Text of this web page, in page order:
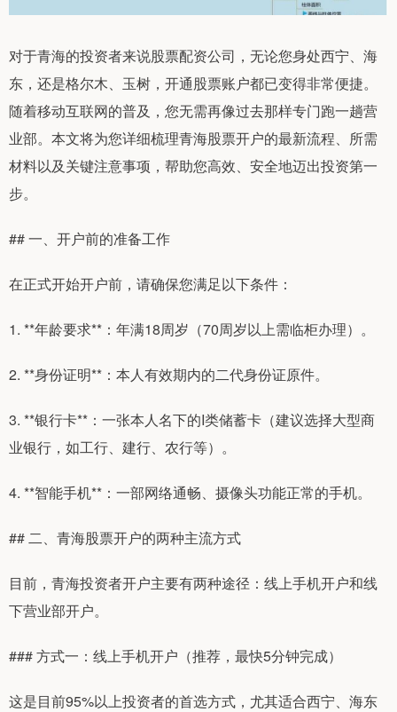
对于青海的投资者来说股票配资公司，无论您身处西宁、海
东，还是格尔木、玉树，开通股票账户都已变得非常便捷。
随着移动互联网的普及，您无需再像过去那样专门跑一趟营
业部。本文将为您详细梳理青海股票开户的最新流程、所需
材料以及关键注意事项，帮助您高效、安全地迈出投资第一
步。
## 一、开户前的准备工作
在正式开始开户前，请确保您满足以下条件：
1. **年龄要求**：年满18周岁（70周岁以上需临柜办理）。
2. **身份证明**：本人有效期内的二代身份证原件。
3. **银行卡**：一张本人名下的I类储蓄卡（建议选择大型商
业银行，如工行、建行、农行等）。
4. **智能手机**：一部网络通畅、摄像头功能正常的手机。
## 二、青海股票开户的两种主流方式
目前，青海投资者开户主要有两种途径：线上手机开户和线
下营业部开户。
### 方式一：线上手机开户（推荐，最快5分钟完成）
这是目前95%以上投资者的首选方式，尤其适合西宁、海东